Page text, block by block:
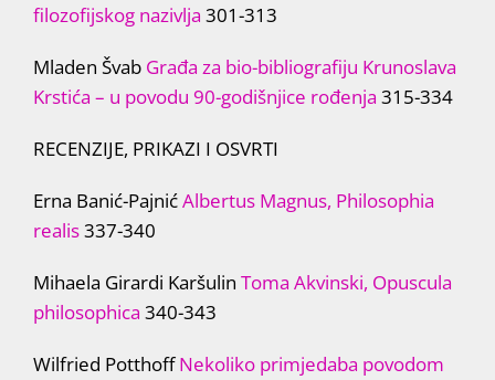
filozofijskog nazivlja 301-313
Mladen Švab Građa za bio-bibliografiju Krunoslava
Krstića – u povodu 90-godišnjice rođenja 315-334
RECENZIJE, PRIKAZI I OSVRTI
Erna Banić-PajnićAlbertus Magnus, Philosophia
realis337-340
Mihaela Girardi Karšulin Toma Akvinski, Opuscula
philosophica 340-343
Wilfried PotthoffNekoliko primjedaba povodom